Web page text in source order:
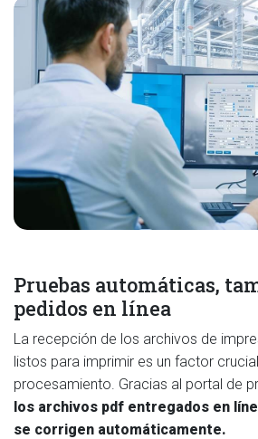
Pruebas automáticas,
pedidos en línea
La recepción de los archivos de
listos para imprimir es un factor
procesamiento. Gracias al portal de
los archivos pdf entregados en
se corrigen automáticamente.